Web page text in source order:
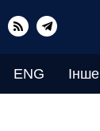
ENG Інше